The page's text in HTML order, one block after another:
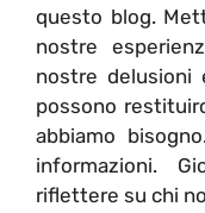
questo blog.
nostre
nostre delusioni
possono
abbiamo
informazioni.
riflettere su chi